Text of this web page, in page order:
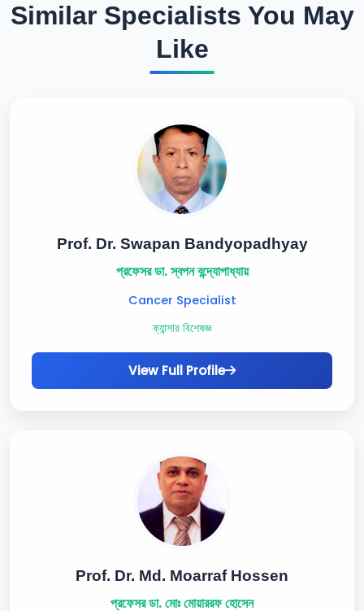
Similar Specialists You May
Like
Prof. Dr. Swapan Bandyopadhyay
প্রফেসর ডা. স্বপন বন্দ্যোপাধ্যায়
Cancer Specialist
ক্যান্সার বিশেষজ্ঞ
View Full Profile
Prof. Dr. Md. Moarraf Hossen
প্রফেসর ডা. মোঃ মোয়াররফ হোসেন